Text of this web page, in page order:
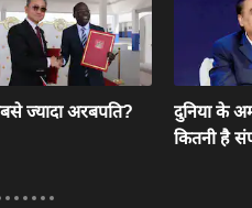
ज्यादा अरबपति?
दुनिया के
कितनी है